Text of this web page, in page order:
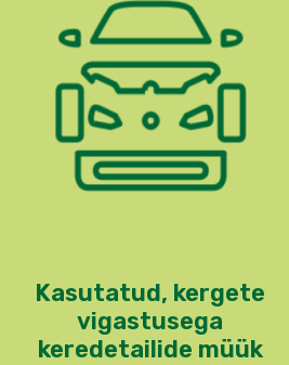
Kasutatud, kergete
vigastusega
keredetailide müük